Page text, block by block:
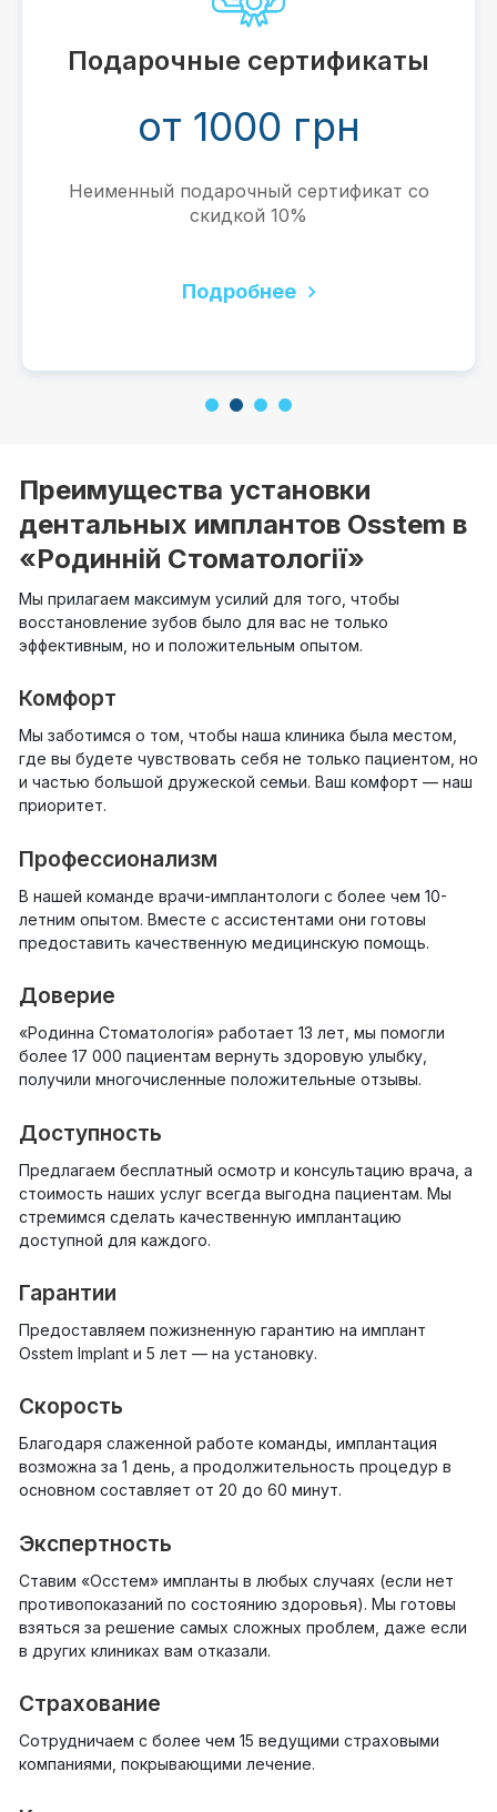
от 8999 грн
Сделаем вашу улыбку безупречной.
Безболезненно. Быстро. Эстетически.
Преимущества установки
дентальных имплантов Osstem в
«Родинній Стоматології»
Мы прилагаем максимум усилий для того, чтобы
восстановление зубов было для вас не только
эффективным, но и положительным опытом.
Комфорт
Мы заботимся о том, чтобы наша клиника была местом,
где вы будете чувствовать себя не только пациентом, но
и частью большой дружеской семьи. Ваш комфорт — наш
приоритет.
Профессионализм
В нашей команде врачи-имплантологи с более чем 10-
летним опытом. Вместе с ассистентами они готовы
предоставить качественную медицинскую помощь.
Доверие
«Родинна Стоматологія» работает 13 лет, мы помогли
более 17 000 пациентам вернуть здоровую улыбку,
получили многочисленные положительные отзывы.
Доступность
Предлагаем бесплатный осмотр и консультацию врача, а
стоимость наших услуг всегда выгодна пациентам. Мы
стремимся сделать качественную имплантацию
доступной для каждого.
Гарантии
Предоставляем пожизненную гарантию на имплант
Osstem Implant и 5 лет — на установку.
Скорость
Благодаря слаженной работе команды, имплантация
возможна за 1 день, а продолжительность процедур в
основном составляет от 20 до 60 минут.
Экспертность
Ставим «Осстем» импланты в любых случаях (если нет
противопоказаний по состоянию здоровья). Мы готовы
взяться за решение самых сложных проблем, даже если
в других клиниках вам отказали.
Страхование
Сотрудничаем с более чем 15 ведущими страховыми
компаниями, покрывающими лечение.